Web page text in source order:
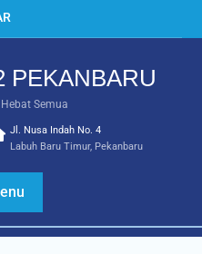
2026
2025-
PEKANBARU
Semua
Jl. Nusa Indah No. 4
Labuh Baru Timur, Pekanbaru